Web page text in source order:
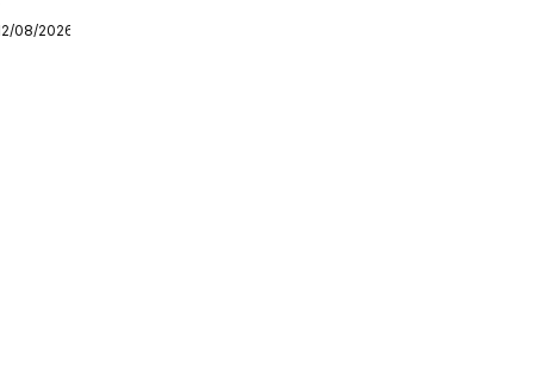
08/2026